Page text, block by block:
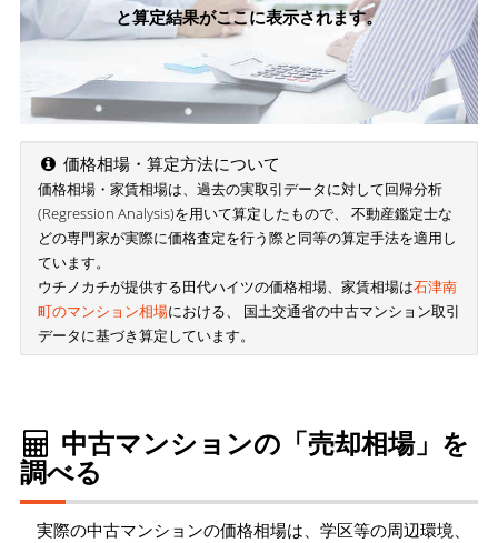
と算定結果がここに表示されます。
価格相場・算定方法について
価格相場・家賃相場は、過去の実取引データに対して回帰分析
(Regression Analysis)を用いて算定したもので、 不動産鑑定士な
どの専門家が実際に価格査定を行う際と同等の算定手法を適用し
ています。
ウチノカチが提供する田代ハイツの価格相場、家賃相場は石津南
町のマンション相場における、 国土交通省の中古マンション取引
データに基づき算定しています。
中古マンションの「売却相場」を
調べる
実際の中古マンションの価格相場は、学区等の周辺環境、